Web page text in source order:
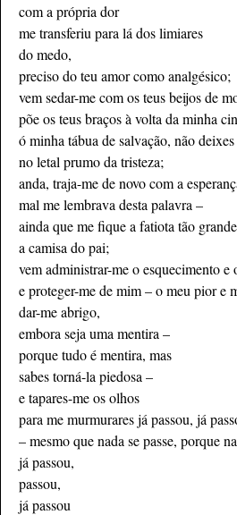
com a própria dor
me transferiu para lá dos limiares
do medo,
preciso do teu amor como analgésico;
vem sedar-me com os teus beijos de
põe os teus braços à volta da minha
ó minha tábua de salvação, não
no letal prumo da tristeza;
anda, traja-me de novo com a
mal me lembrava desta palavra –
ainda que me fique a fatiota tão
a camisa do pai;
vem administrar-me o esquecimento
e proteger-me de mim – o meu pior e
dar-me abrigo,
embora seja uma mentira –
porque tudo é mentira, mas
sabes torná-la piedosa –
e tapares-me os olhos
para me murmurares já passou, já
– mesmo que nada se passe, porque
já passou,
passou,
já passou